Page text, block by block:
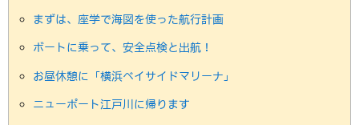
まずは、座学で海図を使った航行計画
ボートに乗って、安全点検と出航！
お昼休憩に「横浜ベイサイドマリーナ」
ニューポート江戸川に帰ります